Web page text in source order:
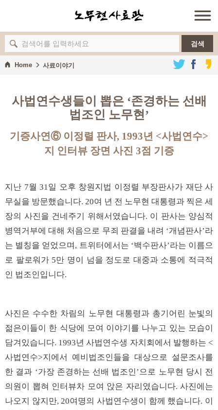
검색
Home 사료이야기
사법연수생들이 뽑은 ‘존경하는 선배
법조인 노무현’
기증사연⑥ 이정렬 판사, 1993년 <사법연수>
지 인터뷰 장면 사진 3점 기증
지난 7월 31일 오후 창원지법 이정렬 부장판사가 재단 사
무실을 방문했습니다. 20여 년 전 노무현 대통령과 찍은 세
장의 사진을 건네주기 위해서였습니다. 이 판사는 양심적
병역거부에 대해 처음으로 무죄 판결을 내려 ‘개념판사’라
는 별칭을 얻었으며, 트위터에서는 ‘백수판사’라는 이름으
로 팔로워가 5만 명이 넘을 정도로 대중과 소통에 적극적
인 법조인입니다.
사진은 수수한 차림의 노무현 대통령과 총기어린 눈빛의
젊은이들이 한 식당에 모여 이야기를 나누고 있는 모습이
담겨있습니다. 1993년 사법연수생 자치회에서 발행하는 <
사법연수>지에서 예비법조인들을 대상으로 설문조사를
한 결과 ‘가장 존경하는 선배 법조인’으로 노무현 당시 전
의원이 뽑혀 인터뷰차 모여 앉은 자리였습니다. 사진에는
나오지 않지만, 20여명의 사법연수생이 함께 했습니다. 이